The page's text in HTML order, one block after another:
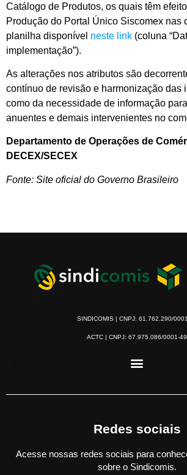
Catálogo de Produtos, os quais têm
Produção do Portal Único Siscomex nas
planilha disponível neste link (coluna
implementação”).
As alterações nos atributos são
contínuo de revisão e harmonização das
como da necessidade de informação
anuentes e demais intervenientes no
Departamento de Operações de
DECEX/SECEX
Fonte: Site oficial do Governo Brasileiro
SINDICOMIS | CNPJ: 61.762.290/
ACTC | CNPJ: 67.975.086/0001-49
Redes sociais
Acesse nossas redes sociais para
sobre o Sindicomis.